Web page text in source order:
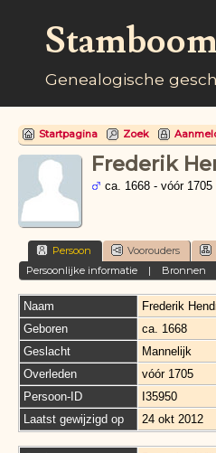
Genealogische
Startpagina Zoek
Frederik
ca. 1668 - vóór
Persoon Voorouders
Persoonlijke informatie| Bronnen
Naam
Frederik
Geboren
ca. 1668
Geslacht
Mannelijk
Overleden
vóór 1705
Persoon-ID
I35950
Laatst gewijzigd op
24 okt 2012